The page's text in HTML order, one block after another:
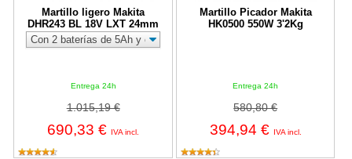
Martillo ligero Makita
DHR243 BL 18V LXT 24mm
Entrega 24h
1.015,19 €
690,33 € IVA incl.
Martillo Picador Makita
HK0500 550W 3'2Kg
Entrega 24h
580,80 €
394,94 € IVA incl.